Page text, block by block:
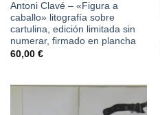
Antoni Clavé – «Figura a
caballo» litografía sobre
cartulina, edición limitada sin
numerar, firmado en plancha
60,00 €